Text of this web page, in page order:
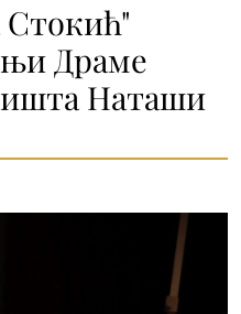
Драме
Наташи